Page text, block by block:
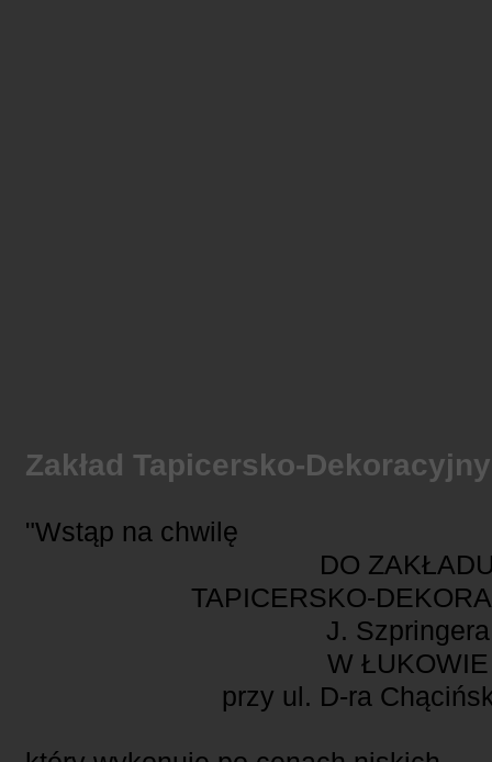
Zakład Tapicersko-
"Wstąp na chwilę
DO
TAPICERSKO-
J. Szpringera
W ŁUKOWIE
przy ul. D-ra